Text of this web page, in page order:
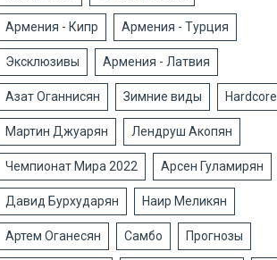
Армения - Кипр Армения - Турция
Эксклюзивы Армения - Латвия
Азат Оганнисян Зимние виды Hardcore
Мартин Джуарян Лендруш Акопян
Чемпионат Мира 2022 Арсен Гуламирян
Давид Бурхударян Наир Меликян
Артем Оганесян Самбо Прогнозы